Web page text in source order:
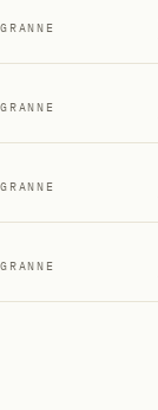
GRANNE
GRANNE
GRANNE
GRANNE